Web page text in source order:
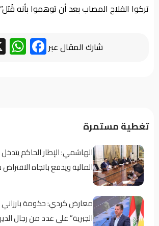
تركوا الفلاح المصاب بعد أن توهموا بأنه
شارك المقال عبر
تغطية مستمرة
الهاشمي: الإطار الحاكم
المالية ويدفع باتجاه
معارض كردي: حكومة
الجبرية” على عدد من رجال